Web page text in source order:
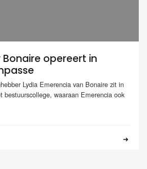
opereert in
Lydia Emerencia van Bonaire zit in
bestuurscollege, waaraan Emerencia ook